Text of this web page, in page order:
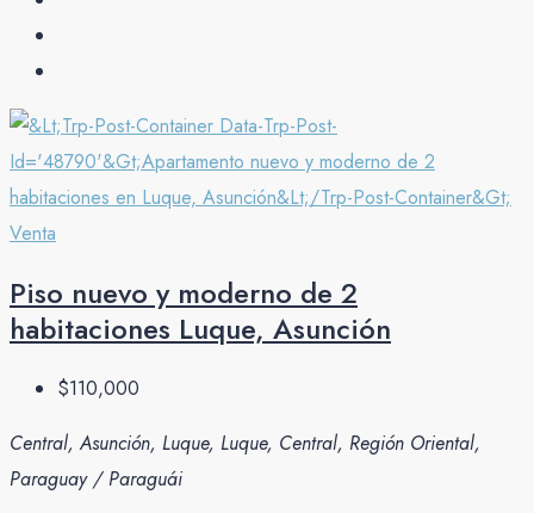
Venta
Piso nuevo y moderno de 2
habitaciones Luque, Asunción
$110,000
Central, Asunción, Luque, Luque, Central, Región Oriental,
Paraguay / Paraguái